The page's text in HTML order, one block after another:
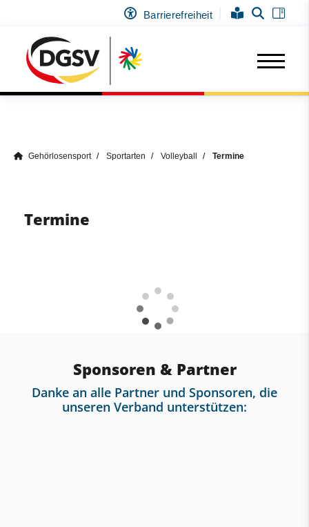
Barrierefreiheit
Gehörlosensport Sportarten Volleyball Termine
Termine
Sponsoren & Partner
Danke an alle Partner und Sponsoren, die
unseren Verband unterstützen: